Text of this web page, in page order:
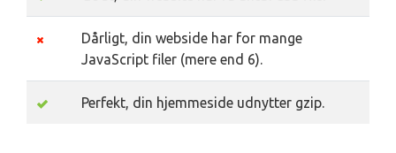
Dårligt, din webside har for mange
JavaScript filer (mere end 6).
Perfekt, din hjemmeside udnytter gzip.